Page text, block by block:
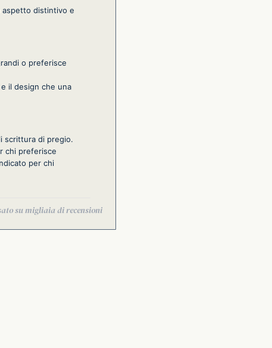
distintivo e
o preferisce
il design che una
scrittura di pregio.
chi preferisce
per chi